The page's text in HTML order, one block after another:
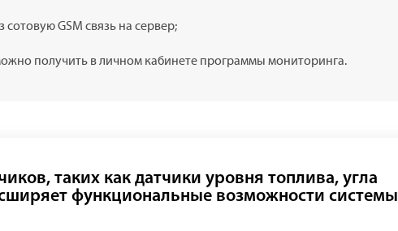
GSM связь на сервер;
получить в личном кабинете программы мониторинга.
таких как датчики уровня топлива, угла
функциональные возможности системы